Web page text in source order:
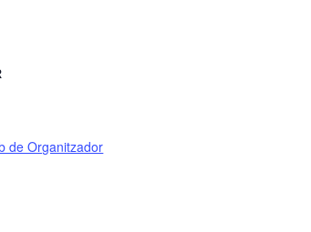
de Organitzador